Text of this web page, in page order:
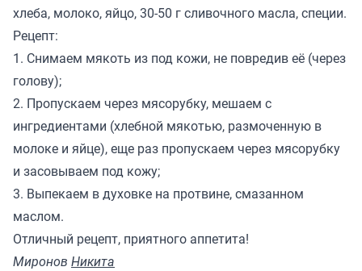
хлеба, молоко, яйцо, 30-50 г сливочного масла, специи.
Рецепт:
1. Снимаем мякоть из под кожи, не повредив её (через
голову);
2. Пропускаем через мясорубку, мешаем с
ингредиентами (хлебной мякотью, размоченную в
молоке и яйце), еще раз пропускаем через мясорубку
и засовываем под кожу;
3. Выпекаем в духовке на протвине, смазанном
маслом.
Отличный рецепт, приятного аппетита!
Миронов Никита